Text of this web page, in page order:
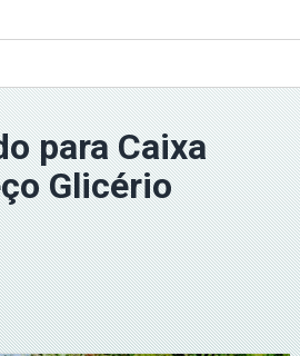
para Caixa
Glicério